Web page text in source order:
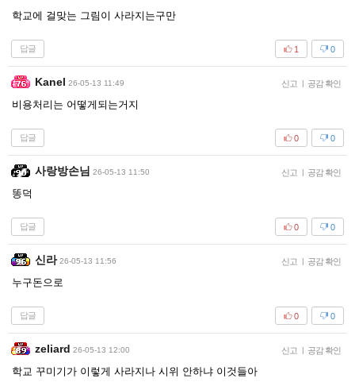
학교에 걸맞는 그림이 사라지는구만
답글 0
1
Kanel 26-05-13 11:49 신고 | 공감 확인
비용처리는 어떻게되는거지
답글 0
0
사랑방손님 26-05-13 11:50 신고 | 공감 확인
똥덕
답글 0
0
신라 26-05-13 11:56 신고 | 공감 확인
누구돈으로
답글 0
0
zeliard 26-05-13 12:00 신고 | 공감 확인
학교 꾸미기가 이렇게 사라지나 시위 안하냐 이것들아